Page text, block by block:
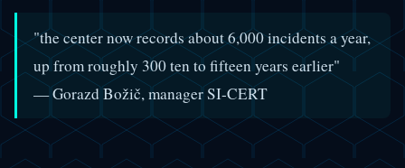
"the center now records about 6,000 incidents a year,
up from roughly 300 ten to fifteen years earlier"
— Gorazd Božič, manager SI-CERT